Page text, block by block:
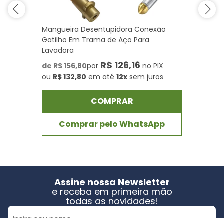
Mangueira Desentupidora Conexão
Gatilho Em Trama de Aço Para
Lavadora
de R$ 156,80por R$ 126,16 no PIX
ou R$ 132,80 em até 12x sem juros
COMPRAR
Comprar pelo WhatsApp
Assine nossa Newsletter
e receba em primeira mão
todas as novidades!